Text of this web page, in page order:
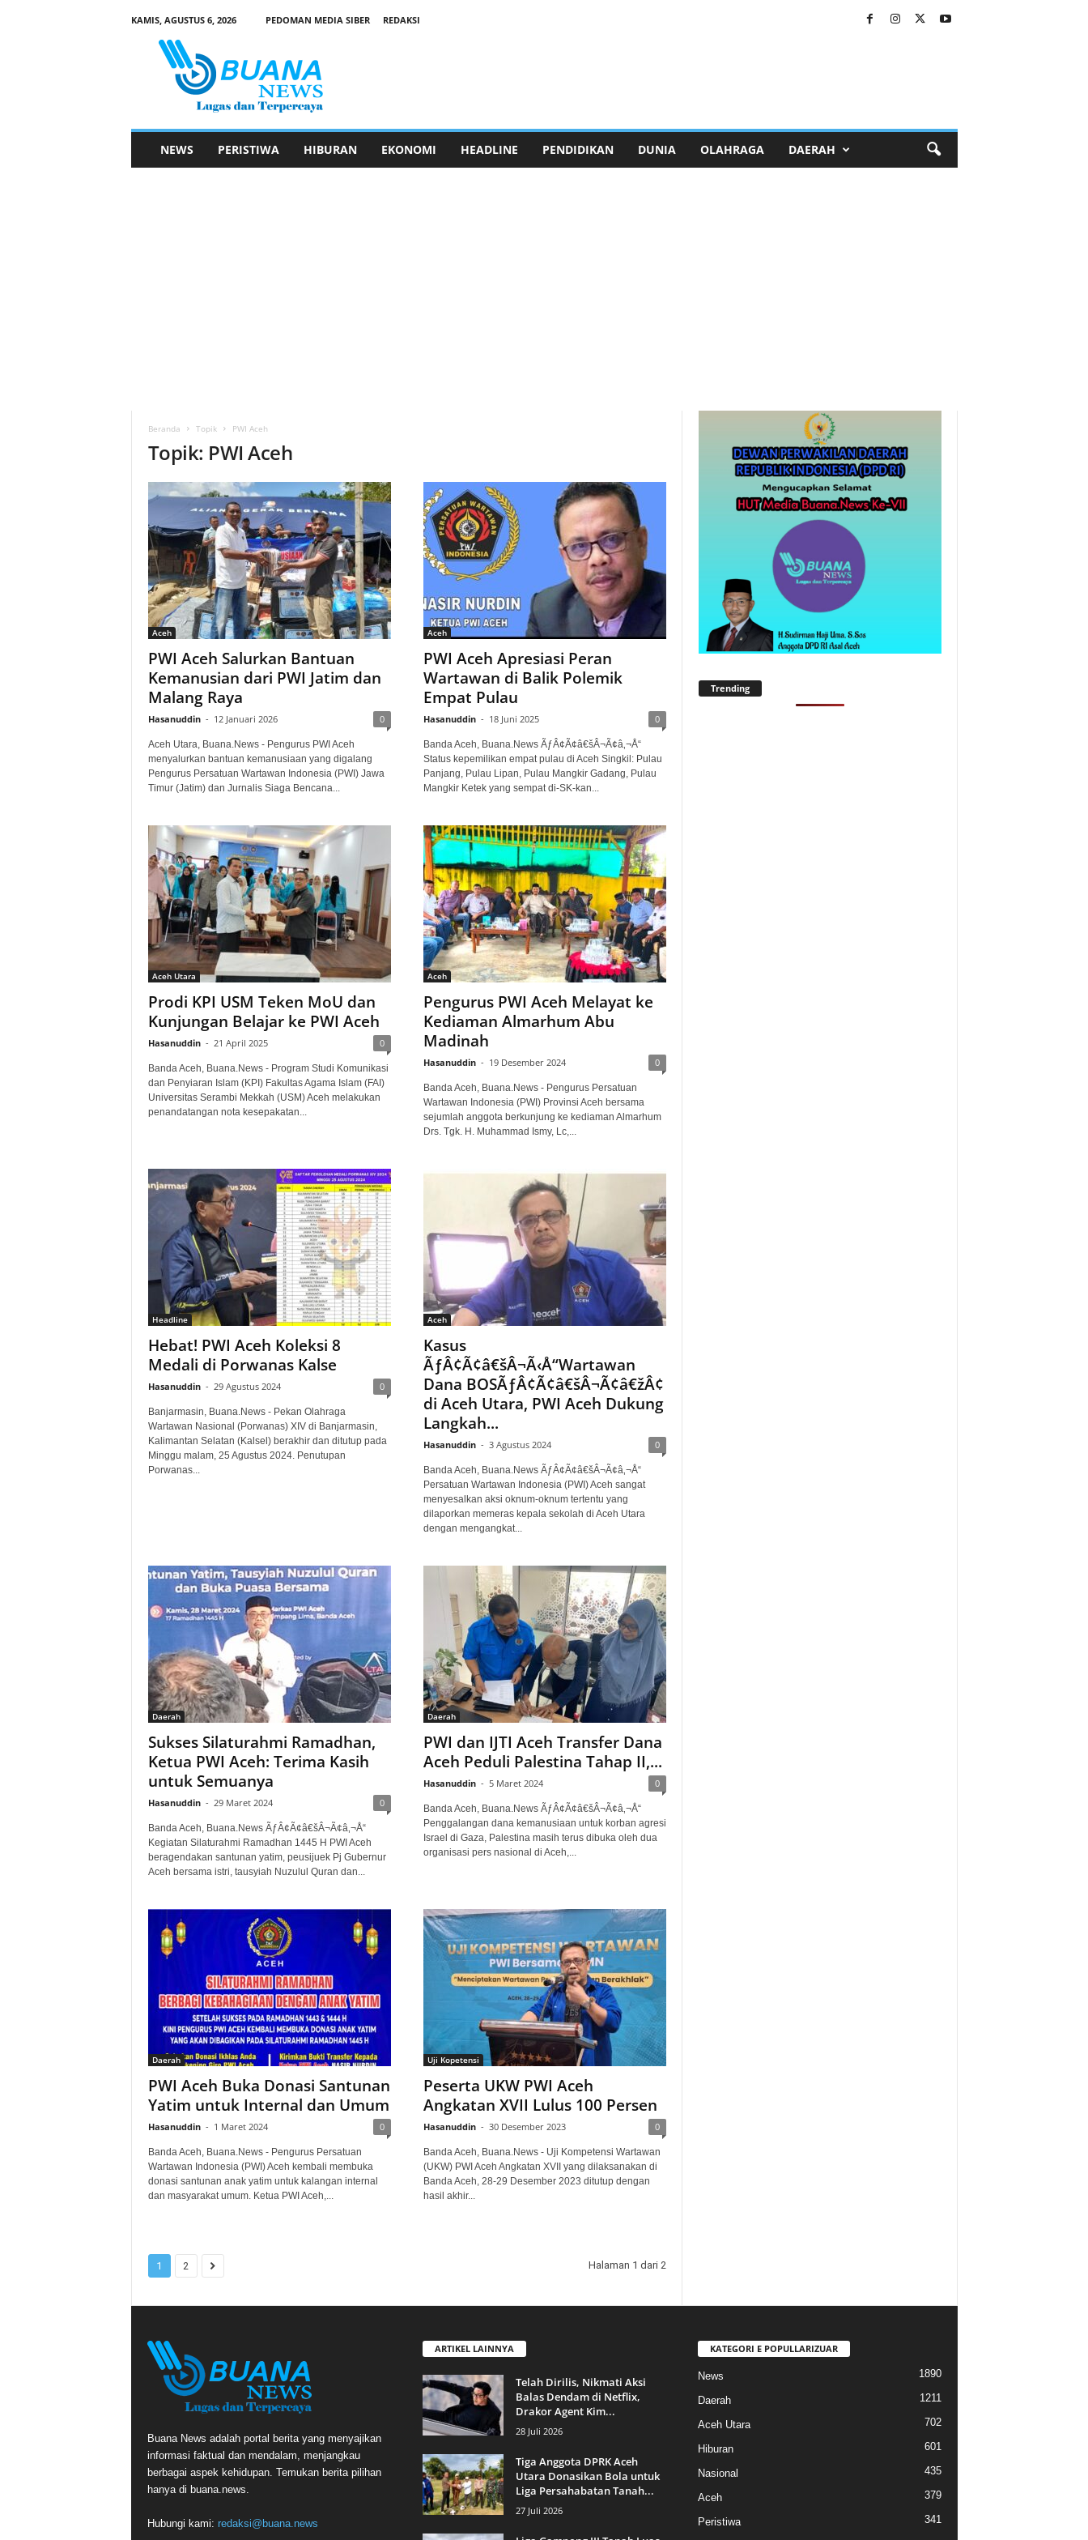
KAMIS, AGUSTUS 6, 2026 PEDOMAN MEDIA SIBER
REDAKSI
NEWS PERISTIWA HIBURAN EKONOMI HEADLINE PENDIDIKAN DUNIA OLAHRAGA DAERAH
Beranda Topik PWI Aceh
Topik: PWI Aceh
Aceh
PWI Aceh Salurkan Bantuan
Kemanusian dari PWI Jatim dan
Malang Raya
Hasanuddin - 12 Januari 2026 0
Aceh Utara, Buana.News - Pengurus PWI Aceh
menyalurkan bantuan kemanusiaan yang digalang
Pengurus Persatuan Wartawan Indonesia (PWI) Jawa
Timur (Jatim) dan Jurnalis Siaga Bencana...
Aceh
PWI Aceh Apresiasi Peran
Wartawan di Balik Polemik
Empat Pulau
Hasanuddin - 18 Juni 2025 0
Banda Aceh, Buana.News ÃƒÂ¢Ã¢â€šÂ¬Ã¢â‚¬Å“
Status kepemilikan empat pulau di Aceh Singkil: Pulau
Panjang, Pulau Lipan, Pulau Mangkir Gadang, Pulau
Mangkir Ketek yang sempat di-SK-kan...
Aceh Utara
Prodi KPI USM Teken MoU dan
Kunjungan Belajar ke PWI Aceh
Hasanuddin - 21 April 2025 0
Banda Aceh, Buana.News - Program Studi Komunikasi
dan Penyiaran Islam (KPI) Fakultas Agama Islam (FAI)
Universitas Serambi Mekkah (USM) Aceh melakukan
penandatangan nota kesepakatan...
Aceh
Pengurus PWI Aceh Melayat ke
Kediaman Almarhum Abu
Madinah
Hasanuddin - 19 Desember 2024 0
Banda Aceh, Buana.News - Pengurus Persatuan
Wartawan Indonesia (PWI) Provinsi Aceh bersama
sejumlah anggota berkunjung ke kediaman Almarhum
Drs. Tgk. H. Muhammad Ismy, Lc,...
Headline
Hebat! PWI Aceh Koleksi 8
Medali di Porwanas Kalse
Hasanuddin - 29 Agustus 2024 0
Banjarmasin, Buana.News - Pekan Olahraga
Wartawan Nasional (Porwanas) XIV di Banjarmasin,
Kalimantan Selatan (Kalsel) berakhir dan ditutup pada
Minggu malam, 25 Agustus 2024. Penutupan
Porwanas...
Aceh
Kasus
ÃƒÂ¢Ã¢â€šÂ¬Ã‹Å“Wartawan
Dana BOSÃƒÂ¢Ã¢â€šÂ¬Ã¢â€žÂ¢
di Aceh Utara, PWI Aceh Dukung
Langkah...
Hasanuddin - 3 Agustus 2024 0
Banda Aceh, Buana.News ÃƒÂ¢Ã¢â€šÂ¬Ã¢â‚¬Å“
Persatuan Wartawan Indonesia (PWI) Aceh sangat
menyesalkan aksi oknum-oknum tertentu yang
dilaporkan memeras kepala sekolah di Aceh Utara
dengan mengangkat...
Daerah
Sukses Silaturahmi Ramadhan,
Ketua PWI Aceh: Terima Kasih
untuk Semuanya
Hasanuddin - 29 Maret 2024 0
Banda Aceh, Buana.News ÃƒÂ¢Ã¢â€šÂ¬Ã¢â‚¬Å“
Kegiatan Silaturahmi Ramadhan 1445 H PWI Aceh
beragendakan santunan yatim, peusijuek Pj Gubernur
Aceh bersama istri, tausyiah Nuzulul Quran dan...
Daerah
PWI dan IJTI Aceh Transfer Dana
Aceh Peduli Palestina Tahap II,...
Hasanuddin - 5 Maret 2024 0
Banda Aceh, Buana.News ÃƒÂ¢Ã¢â€šÂ¬Ã¢â‚¬Å“
Penggalangan dana kemanusiaan untuk korban agresi
Israel di Gaza, Palestina masih terus dibuka oleh dua
organisasi pers nasional di Aceh,...
Daerah
PWI Aceh Buka Donasi Santunan
Yatim untuk Internal dan Umum
Hasanuddin - 1 Maret 2024 0
Banda Aceh, Buana.News - Pengurus Persatuan
Wartawan Indonesia (PWI) Aceh kembali membuka
donasi santunan anak yatim untuk kalangan internal
dan masyarakat umum. Ketua PWI Aceh,...
Uji Kopetensi
Peserta UKW PWI Aceh
Angkatan XVII Lulus 100 Persen
Hasanuddin - 30 Desember 2023 0
Banda Aceh, Buana.News - Uji Kompetensi Wartawan
(UKW) PWI Aceh Angkatan XVII yang dilaksanakan di
Banda Aceh, 28-29 Desember 2023 ditutup dengan
hasil akhir...
1 2 Halaman 1 dari 2
Trending
Buana News adalah portal berita yang menyajikan
informasi faktual dan mendalam, menjangkau
berbagai aspek kehidupan. Temukan berita pilihan
hanya di buana.news.
Hubungi kami: redaksi@buana.news
ARTIKEL LAINNYA
Telah Dirilis, Nikmati Aksi
Balas Dendam di Netflix,
Drakor Agent Kim...
28 Juli 2026
Tiga Anggota DPRK Aceh
Utara Donasikan Bola untuk
Liga Persahabatan Tanah...
27 Juli 2026
KATEGORI E POPULLARIZUAR
News 1890
Daerah 1211
Aceh Utara 702
Hiburan 601
Nasional 435
Aceh 379
Peristiwa 341